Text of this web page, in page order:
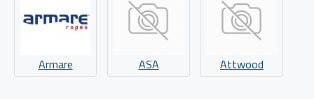
Armare ASA Attwood